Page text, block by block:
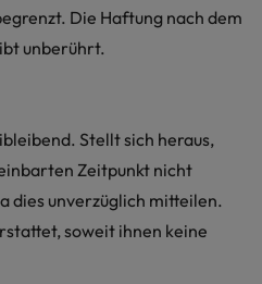
Die Haftung nach dem
unberührt.
Stellt sich heraus,
Zeitpunkt nicht
dies unverzüglich mitteilen.
soweit ihnen keine